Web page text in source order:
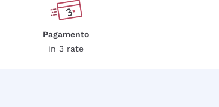
Pagamento
in 3 rate